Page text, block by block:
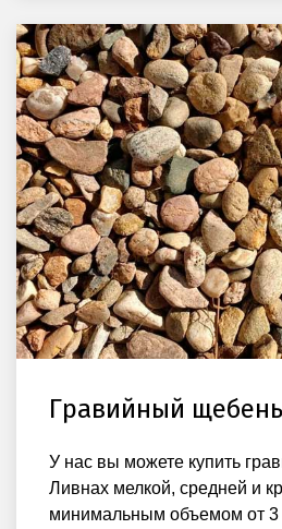
Гравийный щебень
У нас вы можете купить
Ливнах мелкой, средней и
минимальным объемом от 3